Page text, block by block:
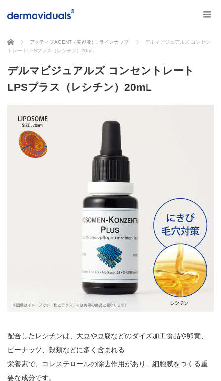
ホーム アクティブAGENT（美容液） ラインナップ
デルマビジュアルズ コンセン
トレートLPSプラス（レシチン）20mL
デルマビジュアルズ コンセントレート
LPSプラス（レシチン）20mL
配合したレシチンは、大豆や豆腐などのダイズ加工食品や卵黄、
ピーナッツ、穀類などに多く含まれる
栄養素で、コレステロールの除去作用があり、細胞膜をつくる重
要な成分です。